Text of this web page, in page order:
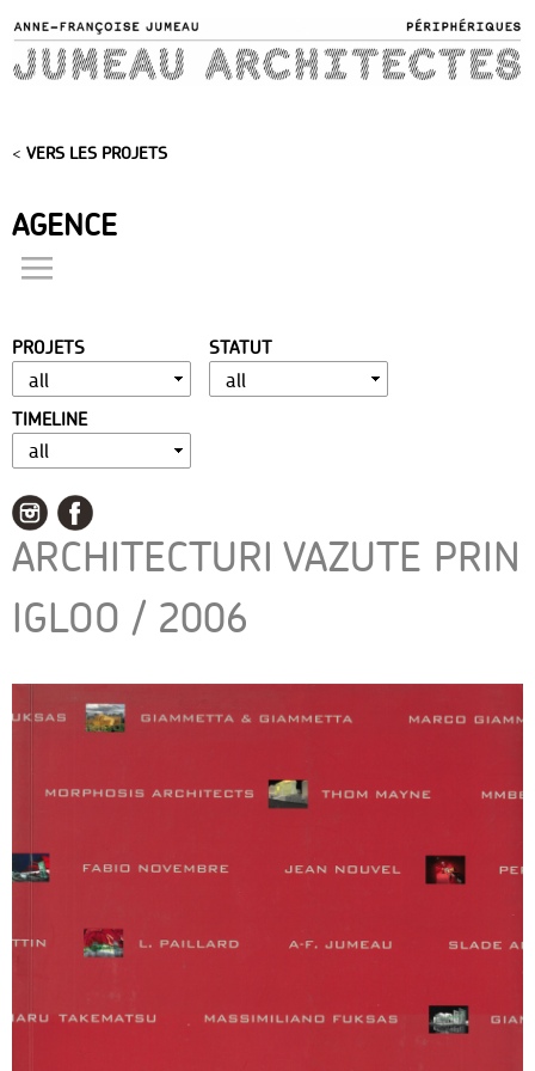
main
content
< VERS LES PROJETS
AGENCE
présentation
distinctions
publications
portfolio
contact
PROJETS STATUT
TIMELINE
ARCHITECTURI VAZUTE PRIN
IGLOO / 2006